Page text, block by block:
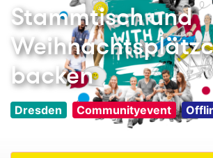
Stammtisch und
backen
Dresden Communityevent